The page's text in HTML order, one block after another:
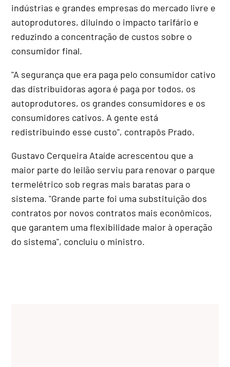
indústrias e grandes empresas do mercado livre e
autoprodutores, diluindo o impacto tarifário e
reduzindo a concentração de custos sobre o
consumidor final.
"A segurança que era paga pelo consumidor cativo
das distribuidoras agora é paga por todos, os
autoprodutores, os grandes consumidores e os
consumidores cativos. A gente está
redistribuindo esse custo", contrapôs Prado.
Gustavo Cerqueira Ataíde acrescentou que a
maior parte do leilão serviu para renovar o parque
termelétrico sob regras mais baratas para o
sistema. "Grande parte foi uma substituição dos
contratos por novos contratos mais econômicos,
que garantem uma flexibilidade maior à operação
do sistema", concluiu o ministro.